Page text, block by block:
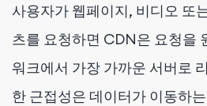
사용자가 웹페이지, 비디오 또
츠를 요청하면 CDN은 요청을
워크에서 가장 가까운 서버로
한 근접성은 데이터가 이동하